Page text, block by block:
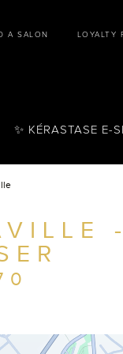
-
A SALON LOYALTY
✨ KÉRASTASE E-